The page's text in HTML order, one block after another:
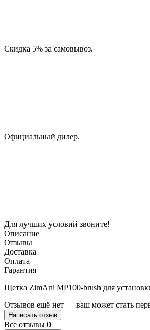
Скидка 5% за самовывоз.
Официальный дилер.
Для лучших условий звоните!
Описание
Отзывы
Доставка
Оплата
Гарантия
Щетка ZimAni MP100-brush для
Отзывов ещё нет — ваш может стать
Написать отзыв
Все отзывы 0